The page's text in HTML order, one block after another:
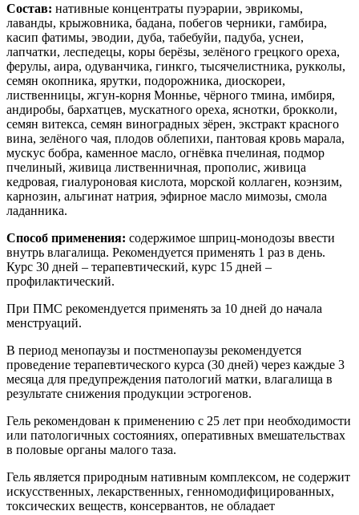
Состав: нативные концентраты пуэрарии, эврикомы,
лаванды, крыжовника, бадана, побегов черники, гамбира,
касип фатимы, эводии, дуба, табебуйи, падуба, уснеи,
лапчатки, леспедецы, коры берёзы, зелёного грецкого ореха,
ферулы, аира, одуванчика, гинкго, тысячелистника, рукколы,
семян окопника, ярутки, подорожника, диоскореи,
лиственницы, жгун-корня Моннье, чёрного тмина, имбиря,
андиробы, бархатцев, мускатного ореха, яснотки, брокколи,
семян витекса, семян виноградных зёрен, экстракт красного
вина, зелёного чая, плодов облепихи, пантовая кровь марала,
мускус бобра, каменное масло, огнёвка пчелиная, подмор
пчелиный, живица лиственничная, прополис, живица
кедровая, гиалуроновая кислота, морской коллаген, коэнзим,
карнозин, альгинат натрия, эфирное масло мимозы, смола
ладанника.
Способ применения: содержимое шприц-монодозы ввести
внутрь влагалища. Рекомендуется применять 1 раз в день.
Курс 30 дней – терапевтический, курс 15 дней –
профилактический.
При ПМС рекомендуется применять за 10 дней до начала
менструаций.
В период менопаузы и постменопаузы рекомендуется
проведение терапевтического курса (30 дней) через каждые 3
месяца для предупреждения патологий матки, влагалища в
результате снижения продукции эстрогенов.
Гель рекомендован к применению с 25 лет при необходимости
или патологичных состояниях, оперативных вмешательствах
в половые органы малого таза.
Гель является природным нативным комплексом, не содержит
искусственных, лекарственных, генномодифицированных,
токсических веществ, консервантов, не обладает